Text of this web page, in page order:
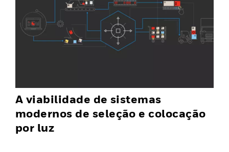
A viabilidade de sistemas
modernos de seleção e colocação
por luz